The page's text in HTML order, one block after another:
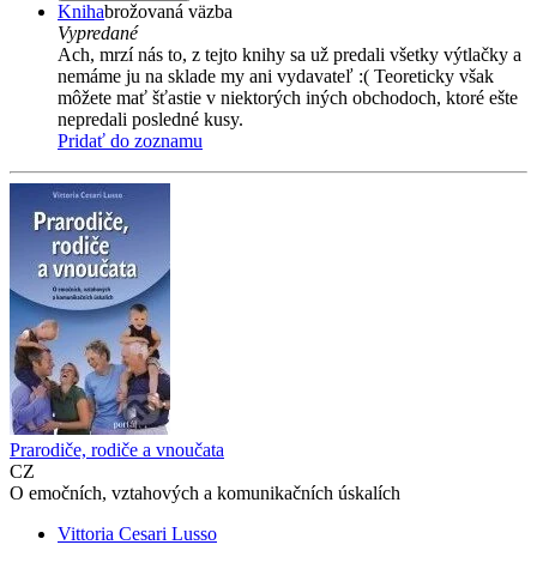
Knihabrožovaná väzba
Vypredané
Ach, mrzí nás to, z tejto knihy sa už predali všetky výtlačky a
nemáme ju na sklade my ani vydavateľ :( Teoreticky však
môžete mať šťastie v niektorých iných obchodoch, ktoré ešte
nepredali posledné kusy.
Pridať do zoznamu
Prarodiče, rodiče a vnoučata
CZ
O emočních, vztahových a komunikačních úskalích
Vittoria Cesari Lusso